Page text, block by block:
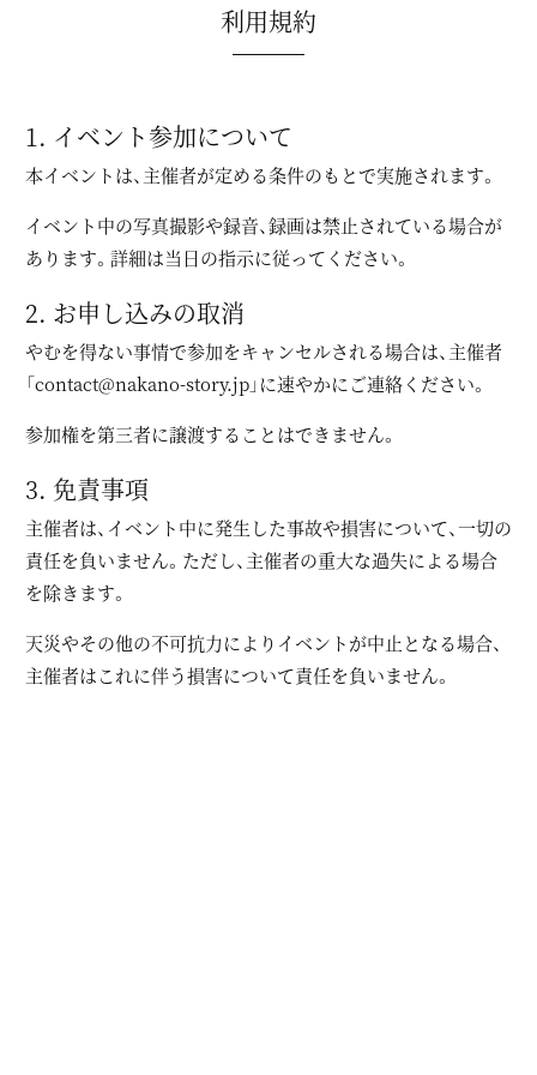
利用規約
1. イベント参加について
本イベントは、主催者が定める条件のもとで実施されます。
イベント中の写真撮影や録音、録画は禁止されている場合が
あります。詳細は当日の指示に従ってください。
2. お申し込みの取消
やむを得ない事情で参加をキャンセルされる場合は、主催者
「contact@nakano-story.jp」に速やかにご連絡ください。
参加権を第三者に譲渡することはできません。
3. 免責事項
主催者は、イベント中に発生した事故や損害について、一切の
責任を負いません。ただし、主催者の重大な過失による場合
を除きます。
天災やその他の不可抗力によりイベントが中止となる場合、
主催者はこれに伴う損害について責任を負いません。